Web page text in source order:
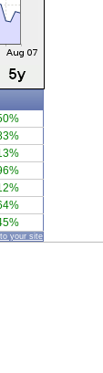
your site